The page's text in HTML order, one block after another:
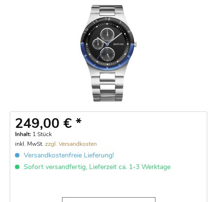
249,00 € *
Inhalt: 1 Stück
inkl. MwSt. zzgl. Versandkosten
Versandkostenfreie Lieferung!
Sofort versandfertig, Lieferzeit ca. 1-3 Werktage